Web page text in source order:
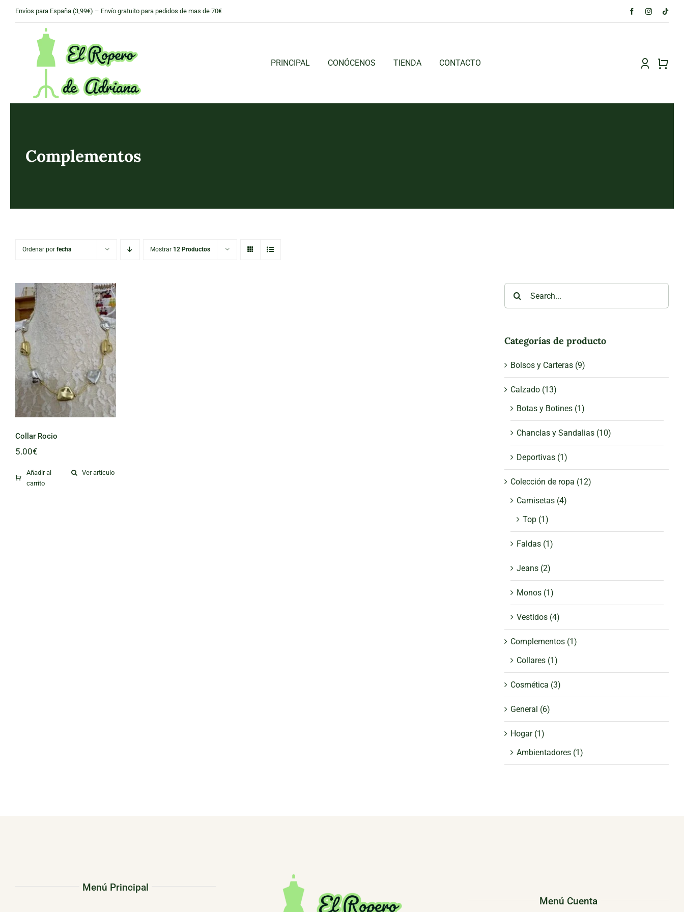
Envíos para España (3,99€) – Envío gratuito para pedidos de mas de 70€
PRINCIPAL CONÓCENOS TIENDA CONTACTO
Complementos
Ordenar por fecha Mostrar 12 Productos
Collar Rocio
Collar Rocio
5.00€
Añadir al
carrito
Ver artículo
Categorías de producto
Bolsos y Carteras (9)
Calzado (13)
Botas y Botines (1)
Chanclas y Sandalias (10)
Deportivas (1)
Colección de ropa (12)
Camisetas (4)
Top (1)
Faldas (1)
Jeans (2)
Monos (1)
Vestidos (4)
Complementos (1)
Collares (1)
Cosmética (3)
General (6)
Hogar (1)
Ambientadores (1)
Menú Principal
Menú Cuenta